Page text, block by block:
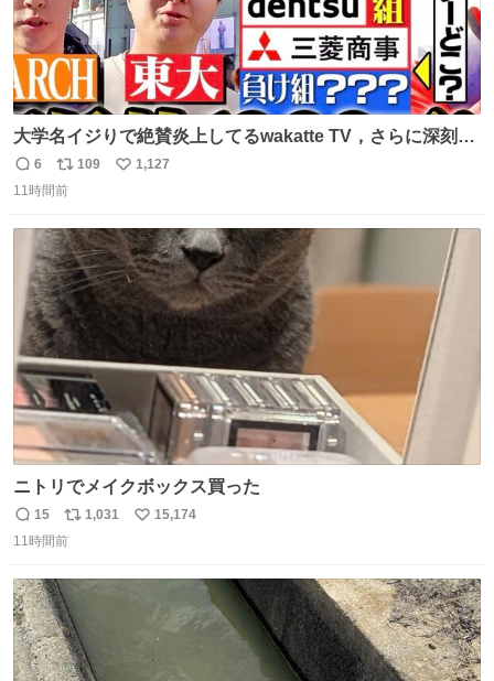
大学名イジりで絶賛炎上してるwakatte TV，さらに深刻な
問題はこっちでは？ ・都内の特定企業に入るのを極度に推
奨し，それ以外の地域で堅実に生きるのを周縁化する ・恋
化する ・院生が研究環境を求め他大学に移るのを批判する
過去例↓
返
信
6
リ
ポ
ト
数
109
い
数
1,127
11時間前
ニトリでメイクボックス買った
返
信
15
リ
ポ
ト
数
1,031
い
15,174
11時間前